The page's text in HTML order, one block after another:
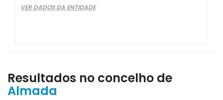
VER DADOS DA ENTIDADE
Resultados no concelho de
Almada